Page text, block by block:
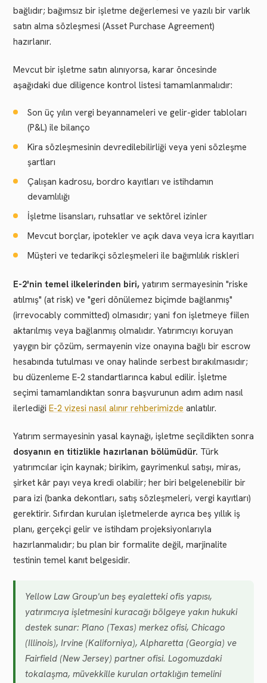
bağlıdır; bağımsız bir işletme değerlemesi ve yazılı bir varlık
satın alma sözleşmesi (Asset Purchase Agreement)
hazırlanır.
Mevcut bir işletme satın alınıyorsa, karar öncesinde
aşağıdaki due diligence kontrol listesi tamamlanmalıdır:
Son üç yılın vergi beyannameleri ve gelir-gider tabloları
(P&L) ile bilanço
Kira sözleşmesinin devredilebilirliği veya yeni sözleşme
şartları
Çalışan kadrosu, bordro kayıtları ve istihdamın
devamlılığı
İşletme lisansları, ruhsatlar ve sektörel izinler
Mevcut borçlar, ipotekler ve açık dava veya icra kayıtları
Müşteri ve tedarikçi sözleşmeleri ile bağımlılık riskleri
E-2'nin temel ilkelerinden biri, yatırım sermayesinin "riske
atılmış" (at risk) ve "geri dönülemez biçimde bağlanmış"
(irrevocably committed) olmasıdır; yani fon işletmeye fiilen
aktarılmış veya bağlanmış olmalıdır. Yatırımcıyı koruyan
yaygın bir çözüm, sermayenin vize onayına bağlı bir escrow
hesabında tutulması ve onay halinde serbest bırakılmasıdır;
bu düzenleme E-2 standartlarınca kabul edilir. İşletme
seçimi tamamlandıktan sonra başvurunun adım adım nasıl
ilerlediği E-2 vizesi nasıl alınır rehberimizde anlatılır.
Yatırım sermayesinin yasal kaynağı, işletme seçildikten sonra
dosyanın en titizlikle hazırlanan bölümüdür. Türk
yatırımcılar için kaynak; birikim, gayrimenkul satışı, miras,
şirket kâr payı veya kredi olabilir; her biri belgelenebilir bir
para izi (banka dekontları, satış sözleşmeleri, vergi kayıtları)
gerektirir. Sıfırdan kurulan işletmelerde ayrıca beş yıllık iş
planı, gerçekçi gelir ve istihdam projeksiyonlarıyla
hazırlanmalıdır; bu plan bir formalite değil, marjinalite
testinin temel kanıt belgesidir.
Yellow Law Group'un beş eyaletteki ofis yapısı,
yatırımcıya işletmesini kuracağı bölgeye yakın hukuki
destek sunar: Plano (Texas) merkez ofisi, Chicago
(Illinois), Irvine (Kaliforniya), Alpharetta (Georgia) ve
Fairfield (New Jersey) partner ofisi. Logomuzdaki
tokalaşma, müvekkille kurulan ortaklığın temelini